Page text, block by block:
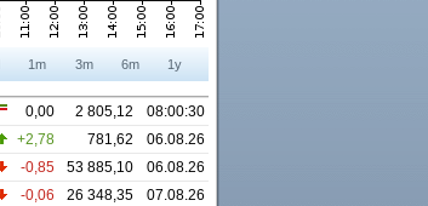
1m 3m 6m 1y
0,00 2 805,12
08:00:30
+2,78 781,62
06.08.26
-0,85 53 885,10
06.08.26
-0,06 26 348,35
07.08.26